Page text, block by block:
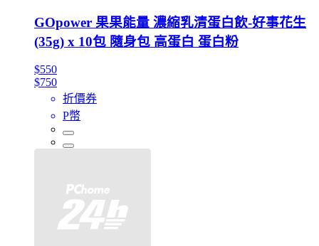
GOpower 果果能量 濃縮乳清蛋白飲-好事花生
(35g) x 10包 隨身包 高蛋白 蛋白粉
$550
$750
折價券
P幣